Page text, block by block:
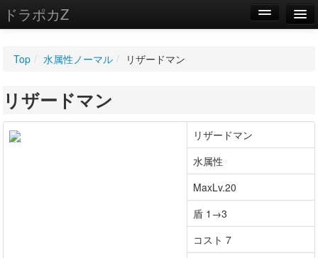
ドラポカZ
WIKI
設定
Top / 水属性ノーマル / リザードマン
リザードマン
リザードマン
水属性
MaxLv.20
盾 1→3
コスト 7